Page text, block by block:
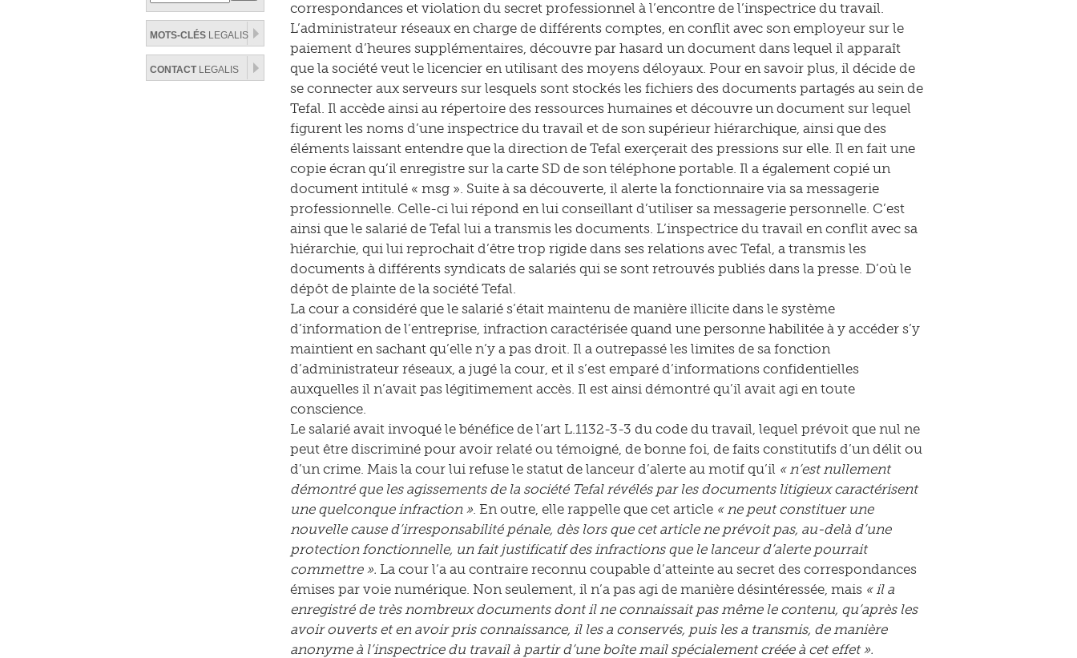
MOTS-CLÉS LEGALIS
CONTACTLEGALIS
correspondances et violation du secret professionnel à l’encontre de l’inspectrice du travail.
L’administrateur réseaux en charge de différents comptes, en conflit avec son employeur sur le
paiement d’heures supplémentaires, découvre par hasard un document dans lequel il apparaît
que la société veut le licencier en utilisant des moyens déloyaux. Pour en savoir plus, il décide de
se connecter aux serveurs sur lesquels sont stockés les fichiers des documents partagés au sein de
Tefal. Il accède ainsi au répertoire des ressources humaines et découvre un document sur lequel
figurent les noms d’une inspectrice du travail et de son supérieur hiérarchique, ainsi que des
éléments laissant entendre que la direction de Tefal exerçerait des pressions sur elle. Il en fait une
copie écran qu’il enregistre sur la carte SD de son téléphone portable. Il a également copié un
document intitulé « msg ». Suite à sa découverte, il alerte la fonctionnaire via sa messagerie
professionnelle. Celle-ci lui répond en lui conseillant d’utiliser sa messagerie personnelle. C’est
ainsi que le salarié de Tefal lui a transmis les documents. L’inspectrice du travail en conflit avec sa
hiérarchie, qui lui reprochait d’être trop rigide dans ses relations avec Tefal, a transmis les
documents à différents syndicats de salariés qui se sont retrouvés publiés dans la presse. D’où le
dépôt de plainte de la société Tefal.
La cour a considéré que le salarié s’était maintenu de manière illicite dans le système
d’information de l’entreprise, infraction caractérisée quand une personne habilitée à y accéder s’y
maintient en sachant qu’elle n’y a pas droit. Il a outrepassé les limites de sa fonction
d’administrateur réseaux, a jugé la cour, et il s’est emparé d’informations confidentielles
auxquelles il n’avait pas légitimement accès. Il est ainsi démontré qu’il avait agi en toute
conscience.
Le salarié avait invoqué le bénéfice de l’art L.1132-3-3 du code du travail, lequel prévoit que nul ne
peut être discriminé pour avoir relaté ou témoigné, de bonne foi, de faits constitutifs d’un délit ou
d’un crime. Mais la cour lui refuse le statut de lanceur d’alerte au motif qu’il « n’est nullement
démontré que les agissements de la société Tefal révélés par les documents litigieux caractérisent
une quelconque infraction ». En outre, elle rappelle que cet article « ne peut constituer une
nouvelle cause d’irresponsabilité pénale, dès lors que cet article ne prévoit pas, au-delà d’une
protection fonctionnelle, un fait justificatif des infractions que le lanceur d’alerte pourrait
commettre ». La cour l’a au contraire reconnu coupable d’atteinte au secret des correspondances
émises par voie numérique. Non seulement, il n’a pas agi de manière désintéressée, mais « il a
enregistré de très nombreux documents dont il ne connaissait pas même le contenu, qu’après les
avoir ouverts et en avoir pris connaissance, il les a conservés, puis les a transmis, de manière
anonyme à l’inspectrice du travail à partir d’une boîte mail spécialement créée à cet effet ».